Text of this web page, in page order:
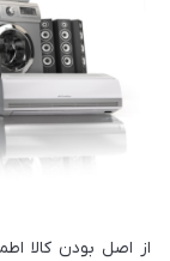
از اصل بودن کالا